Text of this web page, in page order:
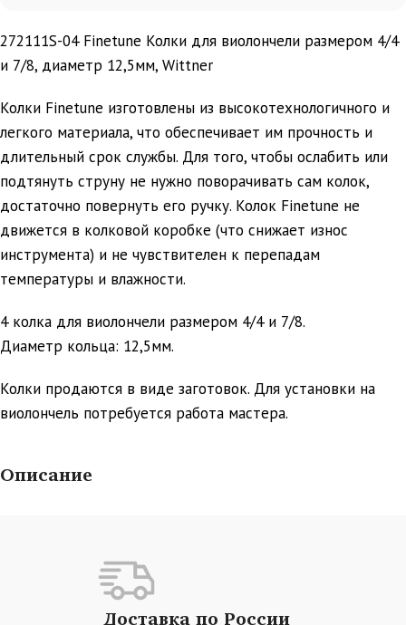
272111S-04 Finetune Колки для виолончели размером 4/4
и 7/8, диаметр 12,5мм, Wittner
Колки Finetune изготовлены из высокотехнологичного и
легкого материала, что обеспечивает им прочность и
длительный срок службы. Для того, чтобы ослабить или
подтянуть струну не нужно поворачивать сам колок,
достаточно повернуть его ручку. Колок Finetune не
движется в колковой коробке (что снижает износ
инструмента) и не чувствителен к перепадам
температуры и влажности.
4 колка для виолончели размером 4/4 и 7/8.
Диаметр кольца: 12,5мм.
Колки продаются в виде заготовок. Для установки на
виолончель потребуется работа мастера.
Описание
Доставка по России